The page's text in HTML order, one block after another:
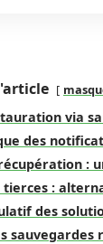
via
des
:
tierces :
des
sauvegardes